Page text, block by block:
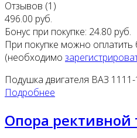
Отзывов (1)
496.00 руб.
Бонус при покупке: 24.80 руб.
При покупке можно оплатить
(необходимо
Подушка двигателя ВАЗ
Подробнее
Опора